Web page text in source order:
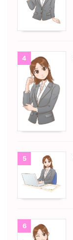
4
5
6